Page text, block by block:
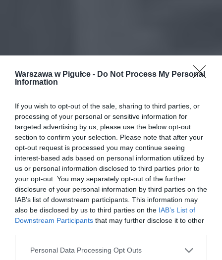
Warszawa w Pigułce - Do Not Process My Personal
Information
If you wish to opt-out of the sale, sharing to third parties, or
processing of your personal or sensitive information for
targeted advertising by us, please use the below opt-out
section to confirm your selection. Please note that after your
opt-out request is processed you may continue seeing
interest-based ads based on personal information utilized by
us or personal information disclosed to third parties prior to
your opt-out. You may separately opt-out of the further
disclosure of your personal information by third parties on the
IAB’s list of downstream participants. This information may
also be disclosed by us to third parties on the IAB’s List of
Downstream Participants that may further disclose it to other
Personal Data Processing Opt Outs